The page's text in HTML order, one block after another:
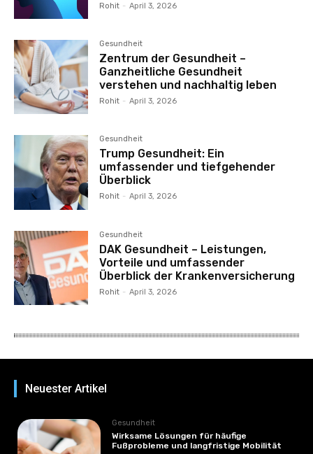
Rohit - April 3, 2026
Gesundheit
Zentrum der Gesundheit –
Ganzheitliche Gesundheit
verstehen und nachhaltig leben
Rohit - April 3, 2026
Gesundheit
Trump Gesundheit: Ein
umfassender und tiefgehender
Überblick
Rohit - April 3, 2026
Gesundheit
DAK Gesundheit – Leistungen,
Vorteile und umfassender
Überblick der Krankenversicherung
Rohit - April 3, 2026
Neuester Artikel
Gesundheit
Wirksame Lösungen für häufige
Fußprobleme und langfristige Mobilität